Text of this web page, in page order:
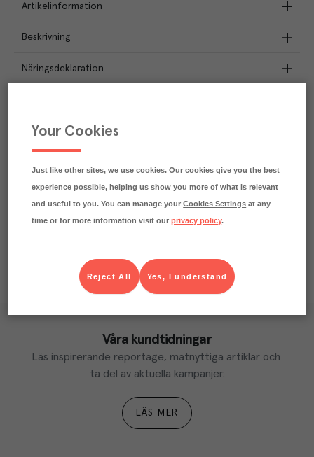
Artikelinformation
Beskrivning
Näringsdeklaration
Varje kilo av varan påverkar klimatet motsvarande
utsläppen av 4.2 kg koldioxid.
Våra kundtidningar
Läs inspirerande reportage, matnyttiga artiklar och
ta del av aktuella kampanjer.
LÄS MER
Your Cookies
Just like other sites, we use cookies. Our cookies give you the best
experience possible, helping us show you more of what is relevant
and useful to you. You can manage yourCookies Settings at any
time or for more information visit ourprivacy policy.
Yes, I understand
Reject All